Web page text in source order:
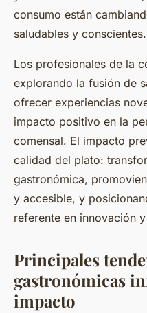
consumo están
saludables y conscientes.
Los profesionales de la
explorando la fusión de
ofrecer experiencias
impacto positivo en la
comensal. El impacto
calidad del plato:
gastronómica,
y accesible, y
referente en innovación
Principales
gastronómicas
impacto